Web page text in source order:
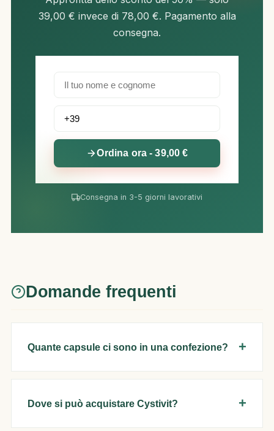
39,00 € invece di 78,00 €. Pagamento alla
consegna.
Ordina ora - 39,00 €
Consegna in 3-5 giorni lavorativi
Domande frequenti
Quante capsule ci sono in una confezione?
Dove si può acquistare Cystivit?